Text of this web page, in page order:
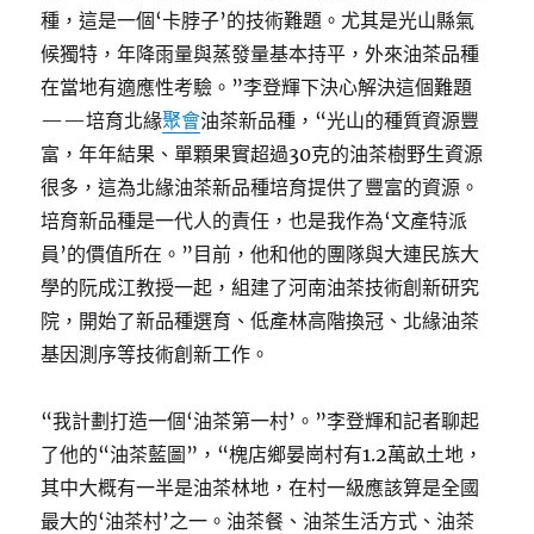
種，這是一個‘卡脖子’的技術難題。尤其是光山縣氣
候獨特，年降雨量與蒸發量基本持平，外來油茶品種
在當地有適應性考驗。”李登輝下決心解決這個難題
——培育北緣聚會油茶新品種，“光山的種質資源豐
富，年年結果、單顆果實超過30克的油茶樹野生資源
很多，這為北緣油茶新品種培育提供了豐富的資源。
培育新品種是一代人的責任，也是我作為‘文產特派
員’的價值所在。”目前，他和他的團隊與大連民族大
學的阮成江教授一起，組建了河南油茶技術創新研究
院，開始了新品種選育、低產林高階換冠、北緣油茶
基因測序等技術創新工作。
“我計劃打造一個‘油茶第一村’。”李登輝和記者聊起
了他的“油茶藍圖”，“槐店鄉晏崗村有1.2萬畝土地，
其中大概有一半是油茶林地，在村一級應該算是全國
最大的‘油茶村’之一。油茶餐、油茶生活方式、油茶